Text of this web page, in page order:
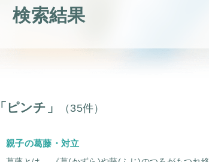
検索結果
「ピンチ」 （35件）
親子の葛藤・対立